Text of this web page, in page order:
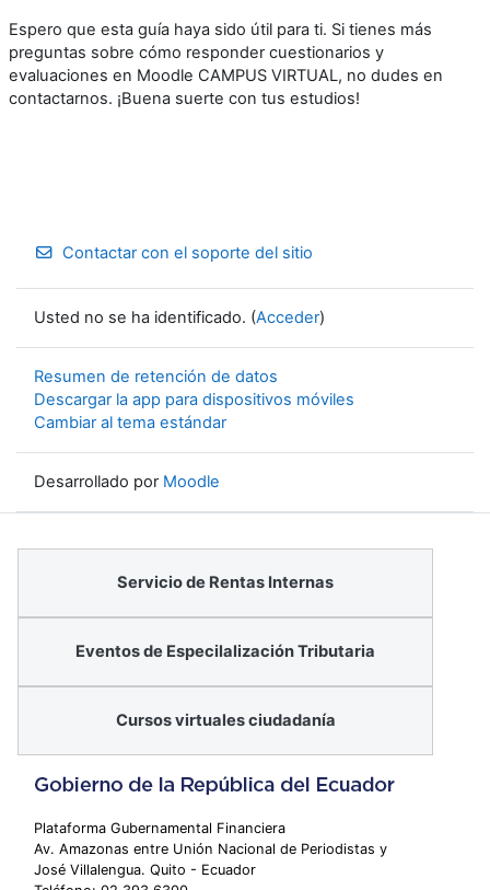
Espero que esta guía haya sido útil para ti. Si tienes más
preguntas sobre cómo responder cuestionarios y
evaluaciones en Moodle CAMPUS VIRTUAL, no dudes en
contactarnos. ¡Buena suerte con tus estudios!
Contactar con el soporte del sitio
Usted no se ha identificado. (Acceder)
Resumen de retención de datos
Descargar la app para dispositivos móviles
Cambiar al tema estándar
Desarrollado por Moodle
Servicio de Rentas Internas
Eventos de Especilalización Tributaria
Cursos virtuales ciudadanía
Plataforma Gubernamental Financiera
Av. Amazonas entre Unión Nacional de Periodistas y
José Villalengua. Quito - Ecuador